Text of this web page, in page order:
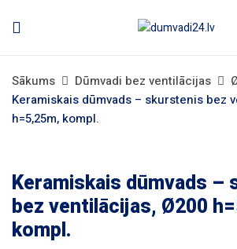
Sākums Dūmvadi bez ventilācijas
Keramiskais dūmvads – skurstenis bez
h=5,25m, kompl.
Keramiskais dūmvads –
bez ventilācijas, Ø200
kompl.